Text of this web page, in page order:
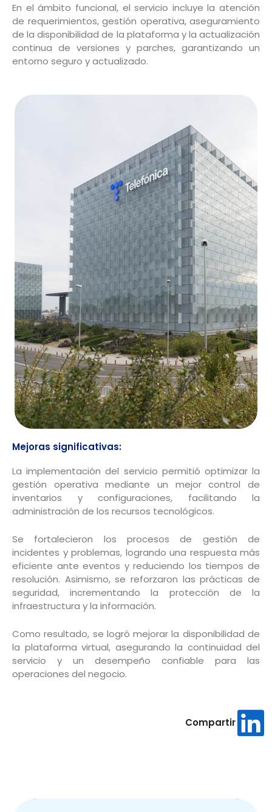
En el ámbito funcional, el servicio incluye la atención
de requerimientos, gestión operativa, aseguramiento
de la disponibilidad de la plataforma y la actualización
continua de versiones y parches, garantizando un
entorno seguro y actualizado.
Mejoras significativas:
La implementación del servicio permitió optimizar la
gestión operativa mediante un mejor control de
inventarios y configuraciones, facilitando la
administración de los recursos tecnológicos.
Se fortalecieron los procesos de gestión de
incidentes y problemas, logrando una respuesta más
eficiente ante eventos y reduciendo los tiempos de
resolución. Asimismo, se reforzaron las prácticas de
seguridad, incrementando la protección de la
infraestructura y la información.
Como resultado, se logró mejorar la disponibilidad de
la plataforma virtual, asegurando la continuidad del
servicio y un desempeño confiable para las
operaciones del negocio.
Compartir